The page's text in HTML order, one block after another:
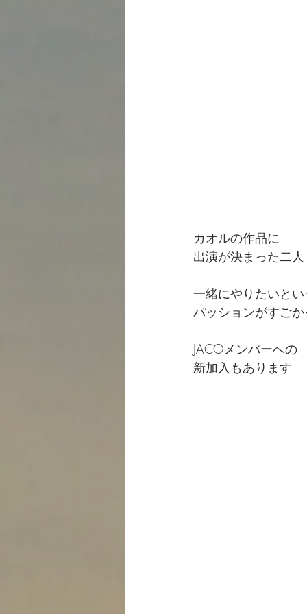
カオルの作品に
出演が決まった二人
一緒にやりたいと
パッションがすご
JACOメンバーへの
新加入もあります